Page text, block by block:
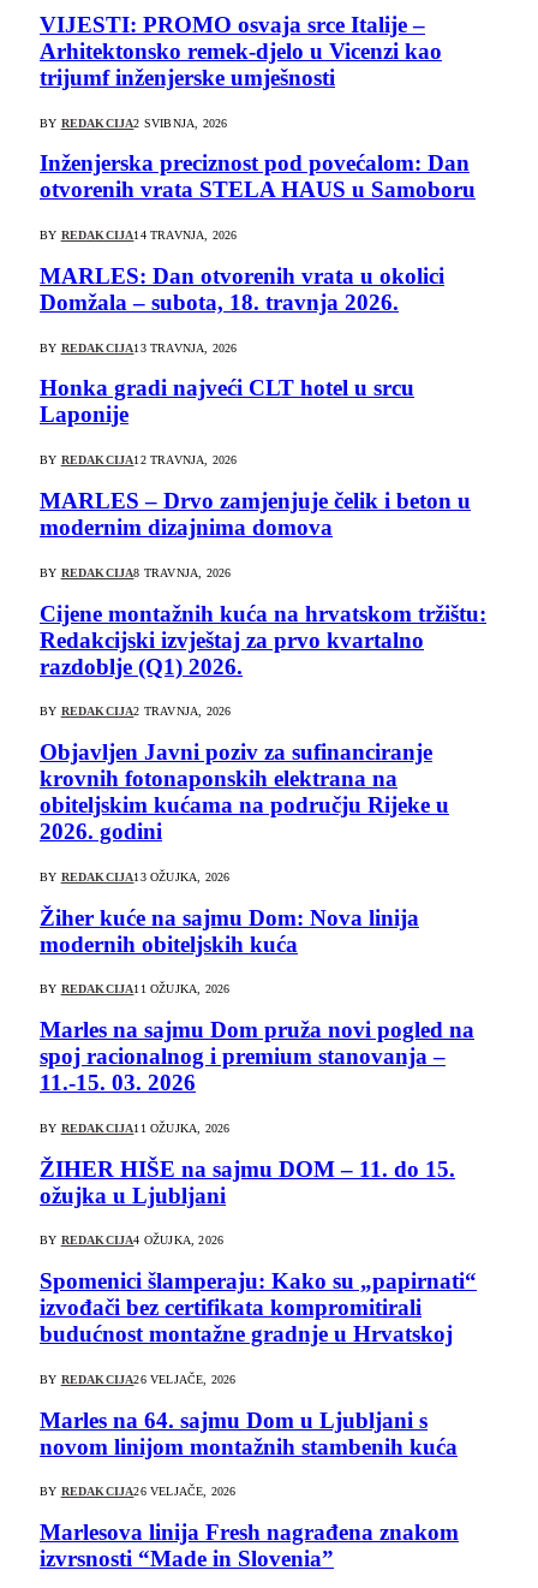
VIJESTI: PROMO osvaja srce Italije –
Arhitektonsko remek-djelo u Vicenzi kao
trijumf inženjerske umješnosti
BY REDAKCIJA2 SVIBNJA, 2026
Inženjerska preciznost pod povećalom: Dan
otvorenih vrata STELA HAUS u Samoboru
BY REDAKCIJA14 TRAVNJA, 2026
MARLES: Dan otvorenih vrata u okolici
Domžala – subota, 18. travnja 2026.
BY REDAKCIJA13 TRAVNJA, 2026
Honka gradi najveći CLT hotel u srcu
Laponije
BY REDAKCIJA12 TRAVNJA, 2026
MARLES – Drvo zamjenjuje čelik i beton u
modernim dizajnima domova
BY REDAKCIJA8 TRAVNJA, 2026
Cijene montažnih kuća na hrvatskom tržištu:
Redakcijski izvještaj za prvo kvartalno
razdoblje (Q1) 2026.
BY REDAKCIJA2 TRAVNJA, 2026
Objavljen Javni poziv za sufinanciranje
krovnih fotonaponskih elektrana na
obiteljskim kućama na području Rijeke u
2026. godini
BY REDAKCIJA13 OŽUJKA, 2026
Žiher kuće na sajmu Dom: Nova linija
modernih obiteljskih kuća
BY REDAKCIJA11 OŽUJKA, 2026
Marles na sajmu Dom pruža novi pogled na
spoj racionalnog i premium stanovanja –
11.-15. 03. 2026
BY REDAKCIJA11 OŽUJKA, 2026
ŽIHER HIŠE na sajmu DOM – 11. do 15.
ožujka u Ljubljani
BY REDAKCIJA4 OŽUJKA, 2026
Spomenici šlamperaju: Kako su „papirnati“
izvođači bez certifikata kompromitirali
budućnost montažne gradnje u Hrvatskoj
BY REDAKCIJA26 VELJAČE, 2026
Marles na 64. sajmu Dom u Ljubljani s
novom linijom montažnih stambenih kuća
BY REDAKCIJA26 VELJAČE, 2026
Marlesova linija Fresh nagrađena znakom
izvrsnosti “Made in Slovenia”